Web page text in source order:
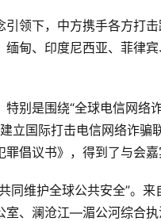
领下，中方携手各方打
甸、印度尼西亚、菲律
别是围绕“全球电信网络
立国际打击电信网络诈骗
倡议书》，得到了与会嘉
同维护全球公共安全”。
、澜沧江—湄公河综合